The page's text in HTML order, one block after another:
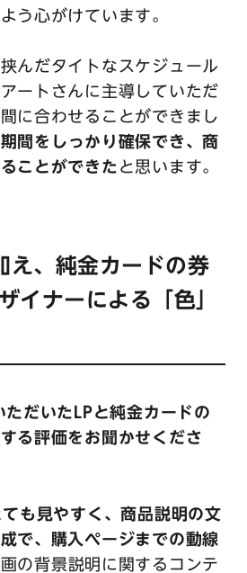
う心がけています。
んだタイトなスケジュール
ートさんに主導していただ
に合わせることができまし
間をしっかり確保でき、商
ことができた と思います。
え、純金カードの券
イナーによる「色」
だいたLPと純金カードの
る評価をお聞かせくださ
も見やすく、商品説明の文
で、購入ページまでの動線
の背景説明に関するコンテ